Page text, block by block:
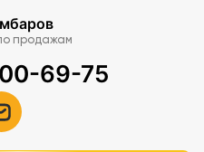
продажам
69-75